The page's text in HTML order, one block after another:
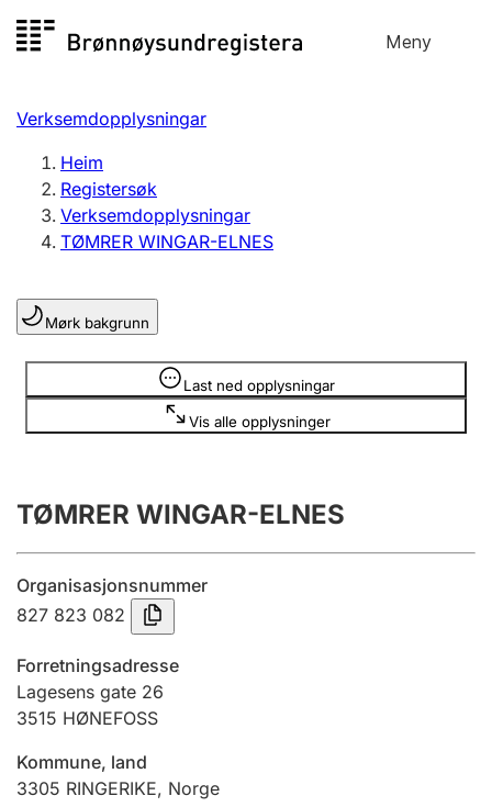
til
Meny
Registersøk
Aksjeselskap
Enkeltpersonføretak
Registrere, endre, slette
Lag og foreining
Registrere, endre, slette
Årsrekneskap
Innsending og forseinkingsgebyr
Jeger
Verksemdopplysningar
Heim
Registersøk
Verksemdopplysningar
TØMRER WINGAR-ELNES
Mørk bakgrunn
Last ned opplysningar
Vis alle opplysninger
Opplysninger er skjult
TØMRER WINGAR-ELNES
Organisasjonsnummer
827 823 082
Forretningsadresse
Lagesens gate 26
3515 HØNEFOSS
Kommune, land
3305 RINGERIKE, Norge